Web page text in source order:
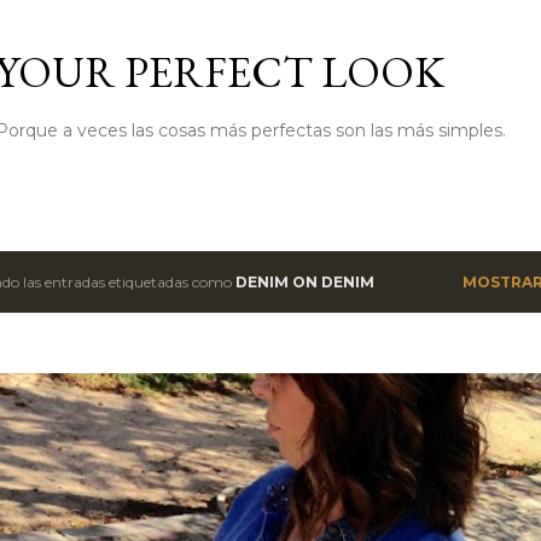
PERFECT LOOK
a veces las cosas más perfectas son las más simples.
las entradas etiquetadas como DENIM ON DENIM